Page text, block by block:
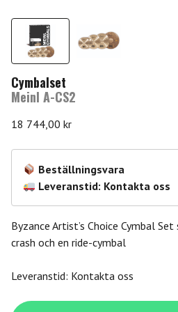
Cymbalset
Meinl A-CS2
18 744,00 kr
Beställningsvara
Leveranstid: Kontakta oss
Byzance Artist’s Choice Cymbal
crash och en ride-cymbal
Leveranstid: Kontakta oss
Meinl